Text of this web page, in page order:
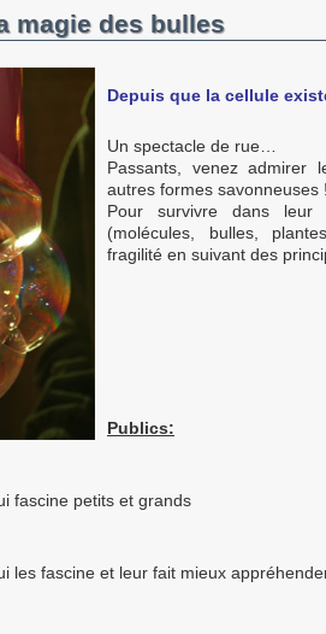
magie des bulles
Depuis que la cellule
Un spectacle de rue…
Passants, venez admirer
autres formes savonneuses !
Pour survivre dans
(molécules, bulles,
fragilité en suivant des
Publics:
fascine petits et grands
les fascine et leur fait mieux